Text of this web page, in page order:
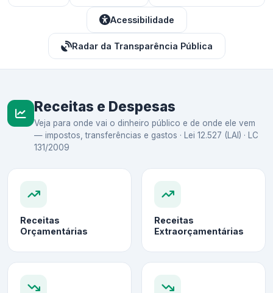
Acessibilidade
Radar da Transparência Pública
Receitas e Despesas
Veja para onde vai o dinheiro público e de onde ele vem
— impostos, transferências e gastos · Lei 12.527 (LAI) · LC
131/2009
Receitas
Orçamentárias
Receitas
Extraorçamentárias